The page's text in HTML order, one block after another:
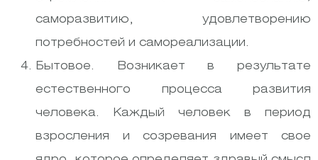
саморазвитию, удовлетворению
потребностей и самореализации.
Бытовое. Возникает в результате
естественного процесса развития
человека. Каждый человек в период
взросления и созревания имеет свое